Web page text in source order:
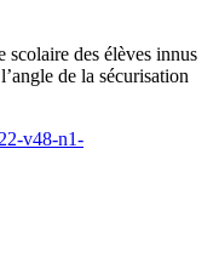
scolaire des élèves innus
de la sécurisation
v48-n1-